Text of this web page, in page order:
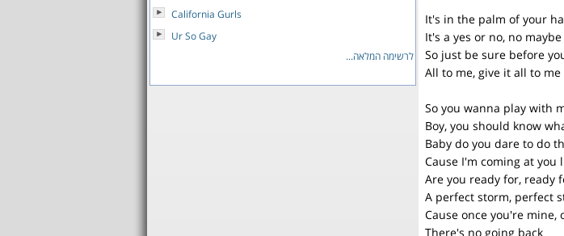
It's in the palm of your
It's a yes or no, no maybe
So just be sure before
All to me, give it all to me
So you wanna play with
Boy, you should know
Baby do you dare to do
Cause I'm coming at you
Are you ready for, ready
A perfect storm, perfect
Cause once you're mine,
There's no going back
California Gurls
Ur So Gay
לרשימה המלאה...